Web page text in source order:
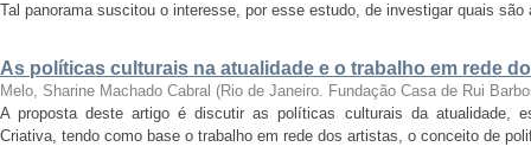
Tal panorama suscitou o interesse, por esse estudo, de investigar quais
As políticas culturais na atualidade e o trabalho em rede
Melo, Sharine Machado Cabral (Rio de Janeiro. Fundação Casa de Rui
A proposta deste artigo é discutir as políticas culturais da atualidade,
Criativa, tendo como base o trabalho em rede dos artistas, o conceito de